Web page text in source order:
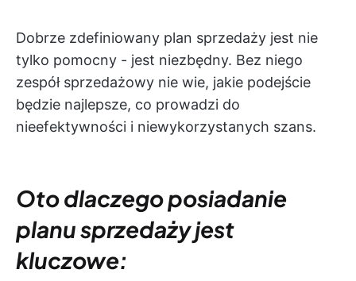
Dobrze zdefiniowany plan sprzedaży jest nie
tylko pomocny - jest niezbędny. Bez niego
zespół sprzedażowy nie wie, jakie podejście
będzie najlepsze, co prowadzi do
nieefektywności i niewykorzystanych szans.
Oto dlaczego posiadanie
planu sprzedaży jest
kluczowe: